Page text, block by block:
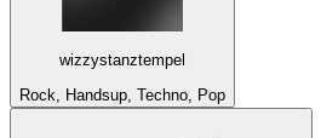
wizzystanztempel
Rock, Handsup, Techno, Pop